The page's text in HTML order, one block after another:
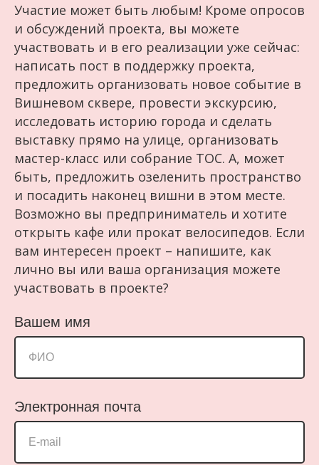
Участие может быть любым! Кроме опросов
и обсуждений проекта, вы можете
участвовать и в его реализации уже сейчас:
написать пост в поддержку проекта,
предложить организовать новое событие в
Вишневом сквере, провести экскурсию,
исследовать историю города и сделать
выставку прямо на улице, организовать
мастер-класс или собрание ТОС. А, может
быть, предложить озеленить пространство
и посадить наконец вишни в этом месте.
Возможно вы предприниматель и хотите
открыть кафе или прокат велосипедов. Если
вам интересен проект – напишите, как
лично вы или ваша организация можете
участвовать в проекте?
Вашем имя
ФИО
Электронная почта
E-mail